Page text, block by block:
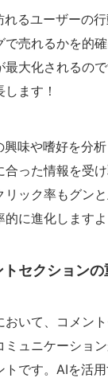
るユーザーの
売れるかを的
大化されるの
ます！
興味や嗜好を分
った情報を受
ック率もグン
に進化しますよ
セクションの
おいて、コメン
ミュニケーショ
トです。AIを活